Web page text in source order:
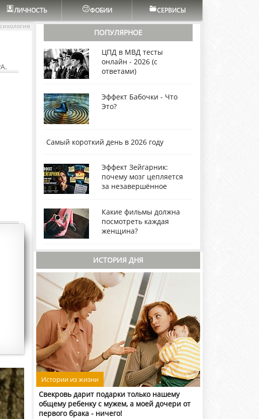
ЛИЧНОСТЬ ФОБИИ
СЕРВИСЫ
ПОПУЛЯРНОЕ
ЦПД в МВД тесты
онлайн - 2026 (с
ответами)
Эффект Бабочки - Что
Это?
Самый короткий день в 2026 году
Эффект Зейгарник:
почему мозг цепляется
за незавершённое
Какие фильмы должна
посмотреть каждая
женщина?
ИСТОРИЯ ДНЯ
Истории из жизни
Свекровь дарит подарки только нашему
общему ребенку с мужем, а моей дочери от
первого брака - ничего!